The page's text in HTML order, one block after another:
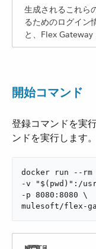
生成されるこれら
るためのログイン
と、Flex Gateway
開始コマンド
登録コマンドを実
ンドを実行します。
docker run --
-v "$(pwd)":/
-p 8080:8080 \
mulesoft/flex-